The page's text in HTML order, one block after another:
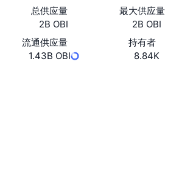
总供应量
2B OBI
最大供应量
2B OBI
流通供应量
1.43B OBI
持有者
8.84K